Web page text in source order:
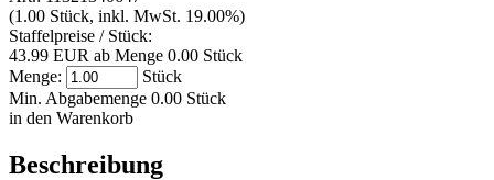
(1.00 Stück, inkl. MwSt. 19.00%)
Staffelpreise / Stück:
43.99 EUR ab Menge 0.00 Stück
Menge:
Stück
Min. Abgabemenge 0.00 Stück
in den Warenkorb
Beschreibung